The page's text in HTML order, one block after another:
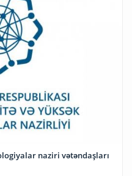
naziri vətəndaşları